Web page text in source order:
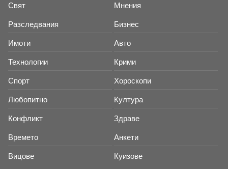
Свят Мнения
Разследвания Бизнес
Имоти Авто
Технологии Крими
Спорт Хороскопи
Любопитно Култура
Конфликт Здраве
Времето Анкети
Вицове Куизове